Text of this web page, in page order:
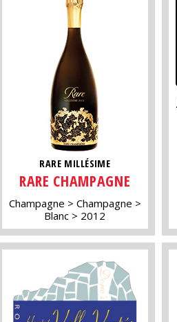
RARE MILLÉSIME
RARE CHAMPAGNE
Champagne
Champagne
Blanc
2012